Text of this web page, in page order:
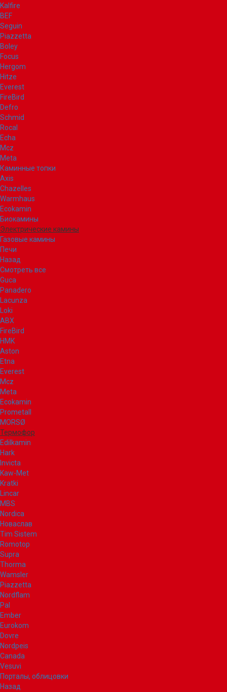
Kalfire
BEF
Seguin
Piazzetta
Boley
Focus
Hergom
Hitze
Everest
FireBird
Defro
Schmid
Rocal
Echa
Mcz
Meta
Каминные топки
Axis
Chazelles
Warmhaus
Ecokamin
Биокамины
Электрические камины
Газовые камины
Печи
Назад
Смотреть все
Guca
Panadero
Lacunza
Loki
ABX
FireBird
НМК
Aston
Etna
Everest
Mcz
Meta
Ecokamin
Prometall
MORSØ
Термофор
Edilkamin
Hark
Invicta
Kaw-Met
Kratki
Lincar
MBS
Nordica
Новаслав
Tim Sistem
Romotop
Supra
Thorma
Wamsler
Piazzetta
Nordflam
Pal
Ember
Eurokom
Dovre
Nordpeis
Canada
Vesuvi
Порталы, облицовки
Назад